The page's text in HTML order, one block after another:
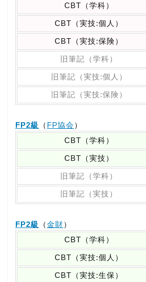
CBT（学科）
CBT（実技:個人）
CBT（実技:保険）
旧筆記（学科）
旧筆記（実技:個人）
旧筆記（実技:保険）
FP2級 （ FP協会 ）
CBT（学科）
CBT（実技）
旧筆記（学科）
旧筆記（実技）
FP2級 （金財）
CBT（学科）
CBT（実技:個人）
CBT（実技:生保）